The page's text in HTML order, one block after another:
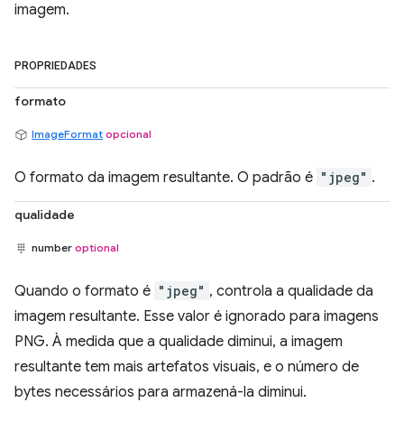
imagem.
PROPRIEDADES
formato
ImageFormat opcional
O formato da imagem resultante. O padrão é "jpeg" .
qualidade
number optional
Quando o formato é "jpeg" , controla a qualidade da
imagem resultante. Esse valor é ignorado para imagens
PNG. À medida que a qualidade diminui, a imagem
resultante tem mais artefatos visuais, e o número de
bytes necessários para armazená-la diminui.